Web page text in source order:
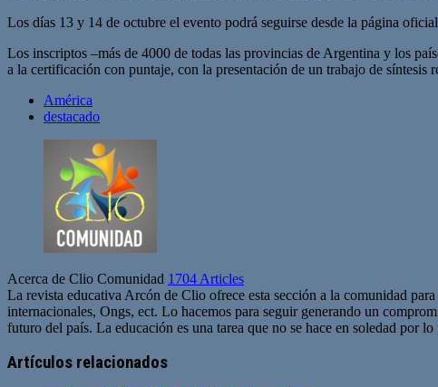
Los días 13 y 14 de octubre el evento podrá seguirse desde la página
Los inscriptos –más de 4000 de todas las provincias de Argentina y los
a la certificación con puntaje, con la presentación de un trabajo de síntesis
América
destacado
Acerca de Clio Comunidad 1704 Articles
La revista educativa Arcón de Clio ofrece esta sección a la comunidad
internacionales, Ongs, ect. Lo hacemos para seguir generando un
futuro del país. La educación es una tarea que no se hace en soledad por
web
Artículos relacionados